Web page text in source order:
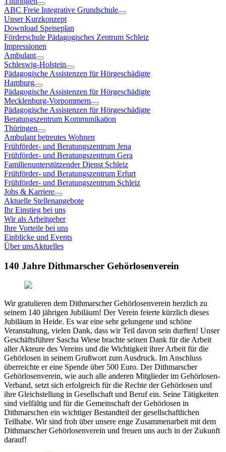
ABC Freie Integrative Grundschule
Unser Kurzkonzept
Download Speiseplan
Förderschule Pädagogisches Zentrum Schleiz
Impressionen
Ambulant
Schleswig-Holstein
Pädagogische Assistenzen für Hörgeschädigte
Hamburg
Pädagogische Assistenzen für Hörgeschädigte
Mecklenburg-Vorpommern
Pädagogische Assistenzen für Hörgeschädigte
Beratungszentrum Kommunikation
Thüringen
Ambulant betreutes Wohnen
Frühförder- und Beratungszentrum Jena
Frühförder- und Beratungszentrum Gera
Familienunterstützender Dienst Schleiz
Frühförder- und Beratungszentrum Erfurt
Frühförder- und Beratungszentrum Schleiz
Jobs & Karriere
Aktuelle Stellenangebote
Ihr Einstieg bei uns
Wir als Arbeitgeber
Ihre Vorteile bei uns
Einblicke und Events
Über unsAktuelles
140 Jahre Dithmarscher Gehörlosenverein
Wir gratulieren dem Dithmarscher Gehörlosenverein herzlich zu
seinem 140 jährigen Jubiläum! Der Verein feierte kürzlich dieses
Jubiläum in Heide. Es war eine sehr gelungene und schöne
Veranstaltung, vielen Dank, dass wir Teil davon sein durften! Unser
Geschäftsführer Sascha Wiese brachte seinen Dank für die Arbeit
aller Akteure des Vereins und die Wichtigkeit ihrer Arbeit für die
Gehörlosen in seinem Grußwort zum Ausdruck. Im Anschluss
überreichte er eine Spende über 500 Euro. Der Dithmarscher
Gehörlosenverein, wie auch alle anderen Mitglieder im Gehörlosen-
Verband, setzt sich erfolgreich für die Rechte der Gehörlosen und
ihre Gleichstellung in Gesellschaft und Beruf ein. Seine Tätigkeiten
sind vielfältig und für die Gemeinschaft der Gehörlosen in
Dithmarschen ein wichtiger Bestandteil der gesellschaftlichen
Teilhabe. Wir sind froh über unsere enge Zusammenarbeit mit dem
Dithmarscher Gehörlosenverein und freuen uns auch in der Zukunft
darauf!